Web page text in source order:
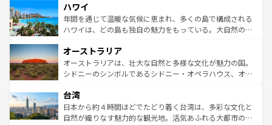
ば市内交通費無料で観光を楽しむこともできる。 なお、新
着のスイス情報はコンテンツ一覧 を参照してほしい。
のような巨大都市は、観光、ショッピング、エンターテイ
ンメントが詰まった刺激的なスポットだ。一方、アメリカ
西部には大自然が広がり、グランドキャニオンやイエロー
部のニューオーリンズでは、音楽と美食が融合した独特の
文化が魅力。旅行者はアメリカの各地域で異なる魅力を楽
しみながら、その多様性と豊かな歴史を感じることができ
ならではの贅沢な旅のスタイルだ。 なお、新着のアメリカ
情報はコンテンツ一覧を参照してほしい。
ハワイ
年間を通じて温暖な気候に恵まれ、多くの島で構成される
ハワイは、どの島も独自の魅力をもっている。大自然の神
ワイ島は見逃せない。また、定番の観光地といえばオアフ
島だが、静かな自然を求めるならマウイ島やカウアイ島が
おすすめ。エメラルドグリーンに輝く海をはじめ、豊かな
れるおもてなしの心で訪れる人々を迎えてくれるハワイの
人々、おいしいローカルフードやハワイアンミュージッ
ク、伝統的なフラダンスなど、すべてがハワイの魅力を彩
オーストラリア
オーストラリアは、壮大な自然と多様な文化が魅力の国。
シドニーのシンボルであるシドニー・オペラハウス、オー
リアリーフや大陸中央部にそびえるウルル（エアーズロッ
ク）、タスマニアの美しい原生林やケアンズの熱帯雨林な
ど、見どころがたくさん。また、カフェやワイン、オージ
台湾
日本から約４時間ほどでたどり着く台湾は、多彩な文化と
自然が織りなす魅力的な観光地。活気あふれる大都市の台